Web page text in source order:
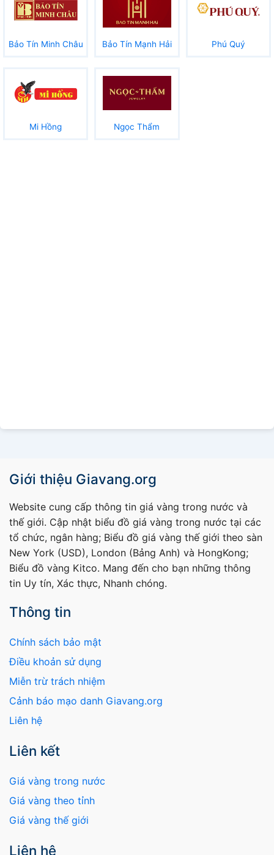
Bảo Tín Minh Châu Bảo Tín Mạnh Hải Phú Quý
Mi Hồng Ngọc Thẩm
Giới thiệu Giavang.org
Website cung cấp thông tin giá vàng trong nước và
thế giới. Cập nhật biểu đồ giá vàng trong nước tại các
tổ chức, ngân hàng; Biểu đồ giá vàng thế giới theo sàn
New York (USD), London (Bảng Anh) và HongKong;
Biểu đồ vàng Kitco. Mang đến cho bạn những thông
tin Uy tín, Xác thực, Nhanh chóng.
Thông tin
Chính sách bảo mật
Điều khoản sử dụng
Miễn trừ trách nhiệm
Cảnh báo mạo danh Giavang.org
Liên hệ
Liên kết
Giá vàng trong nước
Giá vàng theo tỉnh
Giá vàng thế giới
Liên hệ